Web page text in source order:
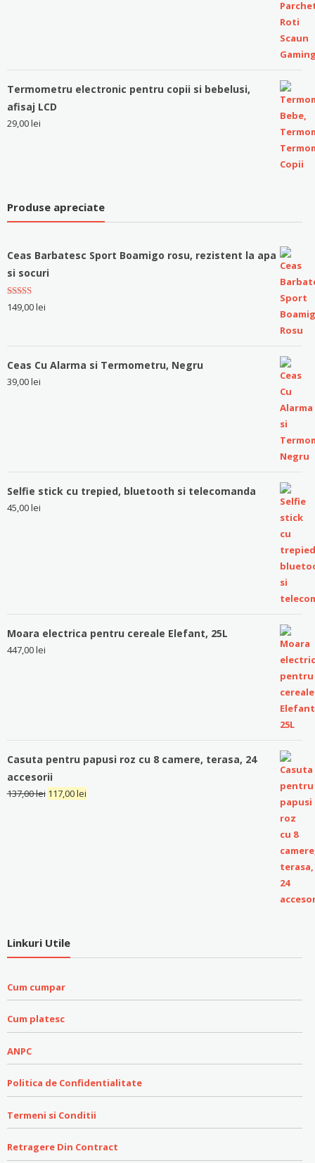
Termometru electronic pentru copii si bebelusi,
afisaj LCD
29,00lei
Produse apreciate
Ceas Barbatesc Sport Boamigo rosu, rezistent la apa
si socuri
Evaluat la
5.00stele
149,00lei
Ceas Cu Alarma si Termometru, Negru
39,00lei
Selfie stick cu trepied, bluetooth si telecomanda
45,00lei
Moara electrica pentru cereale Elefant, 25L
447,00lei
Casuta pentru papusi roz cu 8 camere, terasa, 24
accesorii
137,00lei 117,00lei
Linkuri Utile
Cum cumpar
Cum platesc
ANPC
Politica de Confidentialitate
Termeni si Conditii
Retragere Din Contract